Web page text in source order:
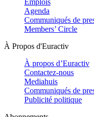
Emplois
Agenda
Communiqués de
Members’ Circle
À Propos d'Euractiv
À propos d’Euractiv
Contactez-nous
Mediahuis
Communiqués de
Publicité politique